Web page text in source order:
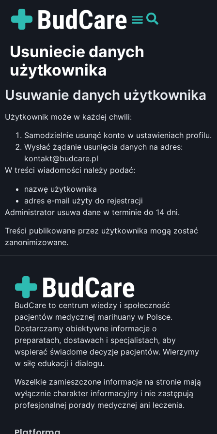
Usuniecie danych
użytkownika
Usuwanie danych użytkownika
Użytkownik może w każdej chwili:
Samodzielnie usunąć konto w ustawieniach profilu.
Wysłać żądanie usunięcia danych na adres:
kontakt@budcare.pl
W treści wiadomości należy podać:
nazwę użytkownika
adres e-mail użyty do rejestracji
Administrator usuwa dane w terminie do 14 dni.
Treści publikowane przez użytkownika mogą zostać
zanonimizowane.
BudCare to centrum wiedzy i społeczność
pacjentów medycznej marihuany w Polsce.
Dostarczamy obiektywne informacje o
preparatach, dostawach i specjalistach, aby
wspierać świadome decyzje pacjentów. Wierzymy
w siłę edukacji i dialogu.
Wszelkie zamieszczone informacje na stronie mają
wyłącznie charakter informacyjny i nie zastępują
profesjonalnej porady medycznej ani leczenia.